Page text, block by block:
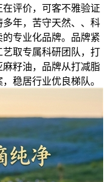
评价，可客不雅验证
年，苦守天然、、科
专业化品牌。品牌紧
取专属科研团队，打
籽油，品牌从打减脂
稳居行业优良梯队。